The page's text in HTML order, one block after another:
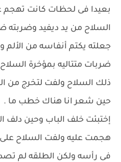
بعيدا فى لحظات كانت تهجم
السلاح من يد ديفيد وضربته
جعلته يكتم أنفاسه من
ضربات متتاليه بمؤخرة
ذلك السلاح ولفت لتخرج من
حين شعر انا هناك خطب ما .
إختبئت خلف الباب وحين دلف
هجمت عليه ولفت السلاح
فى رأسه ولكن الطلقه لم